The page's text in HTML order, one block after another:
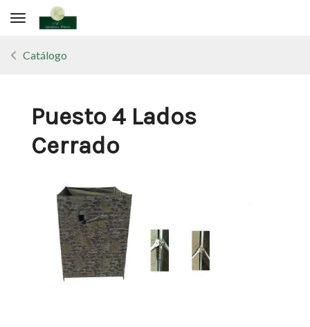
Toggle navigation
Catálogo
Puesto 4 Lados
Cerrado